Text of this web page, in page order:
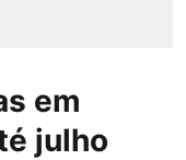
em
julho